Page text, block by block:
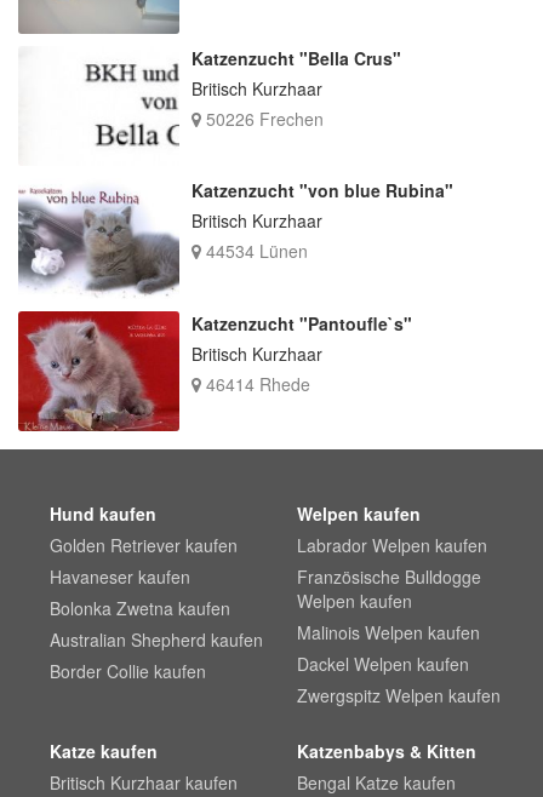
Katzenzucht "Bella Crus"
Britisch Kurzhaar
50226 Frechen
Katzenzucht "von blue Rubina"
Britisch Kurzhaar
44534 Lünen
Katzenzucht "Pantoufle`s"
Britisch Kurzhaar
46414 Rhede
Hund kaufen
Golden Retriever kaufen
Havaneser kaufen
Bolonka Zwetna kaufen
Australian Shepherd kaufen
Border Collie kaufen
Welpen kaufen
Labrador Welpen kaufen
Französische Bulldogge
Welpen kaufen
Malinois Welpen kaufen
Dackel Welpen kaufen
Zwergspitz Welpen kaufen
Katze kaufen
Britisch Kurzhaar kaufen
Katzenbabys & Kitten
Bengal Katze kaufen